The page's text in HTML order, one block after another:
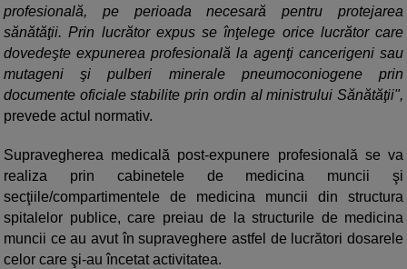
profesională, pe perioada necesară pentru protejarea
sănătăţii. Prin lucrător expus se înţelege orice lucrător care
dovedeşte expunerea profesională la agenţi cancerigeni sau
mutageni şi pulberi minerale pneumoconiogene prin
documente oficiale stabilite prin ordin al ministrului Sănătăţii",
prevede actul normativ.
Supravegherea medicală post-expunere profesională se va
realiza prin cabinetele de medicina muncii şi
secţiile/compartimentele de medicina muncii din structura
spitalelor publice, care preiau de la structurile de medicina
muncii ce au avut în supraveghere astfel de lucrători dosarele
celor care şi-au încetat activitatea.